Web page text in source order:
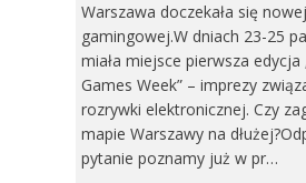
Warszawa doczekała się
gamingowej.W dniach 23-25
miała miejsce pierwsza edycja
Games Week” – imprezy
rozrywki elektronicznej. Czy
mapie Warszawy na
pytanie poznamy już w pr…